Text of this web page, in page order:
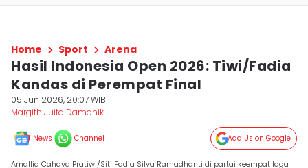
Home Sport Arena
Hasil Indonesia Open 2026: Tiwi/Fadia
Kandas di Perempat Final
05 Jun 2026, 20:07 WIB
Margith Juita Damanik
News Channel Add Us on Google
Amallia Cahaya Pratiwi/Siti Fadia Silva Ramadhanti di partai keempat laga